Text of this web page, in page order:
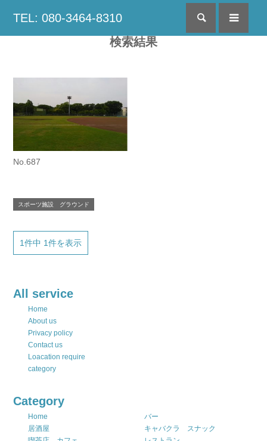
TEL: 080-3464-8310 検索
検索結果
No.687
スポーツ施設 グラウンド
1件中 1件を表示
All service
Home
About us
Privacy policy
Contact us
Loacation require
category
Category
Home
バー
居酒屋
キャバクラ スナック